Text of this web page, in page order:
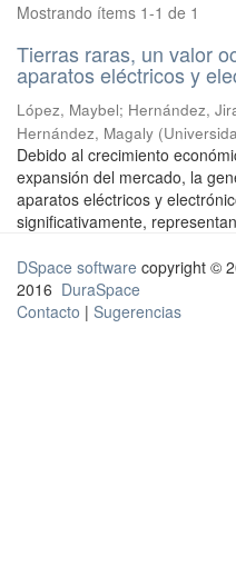
Mostrando ítems 1-1 de 1
Tierras raras, un valor
aparatos eléctricos y
López, Maybel; Hernández,
Hernández, Magaly (
Debido al crecimiento
expansión del mercado, la
aparatos eléctricos y
significativamente,
DSpace software copyright ©
2016 DuraSpace
Contacto | Sugerencias